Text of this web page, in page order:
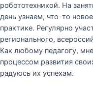
робототехникой. На
день узнаем, что-то
практике. Регулярно
регионального,
Как любому педагогу,
процессом развития
радуюсь их успехам.